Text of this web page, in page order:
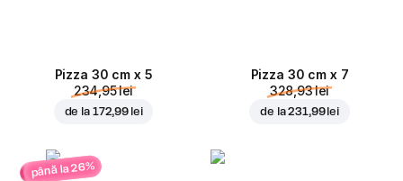
Pizza 30 cm x 5
234,95 lei
de la 172,99 lei
Pizza 30 cm x 7
328,93 lei
de la231,99 lei
până la 26%